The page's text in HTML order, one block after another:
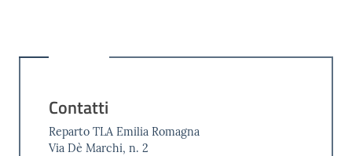
Contatti
Reparto TLA Emilia Romagna
Via Dè Marchi, n. 2